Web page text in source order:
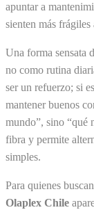
apuntar a
sienten más
Una forma sensata
no como rutina
ser un refuerzo; si
mantener buenos
mundo”, sino “qué
fibra y permite
simples.
Para quienes
Olaplex Chile